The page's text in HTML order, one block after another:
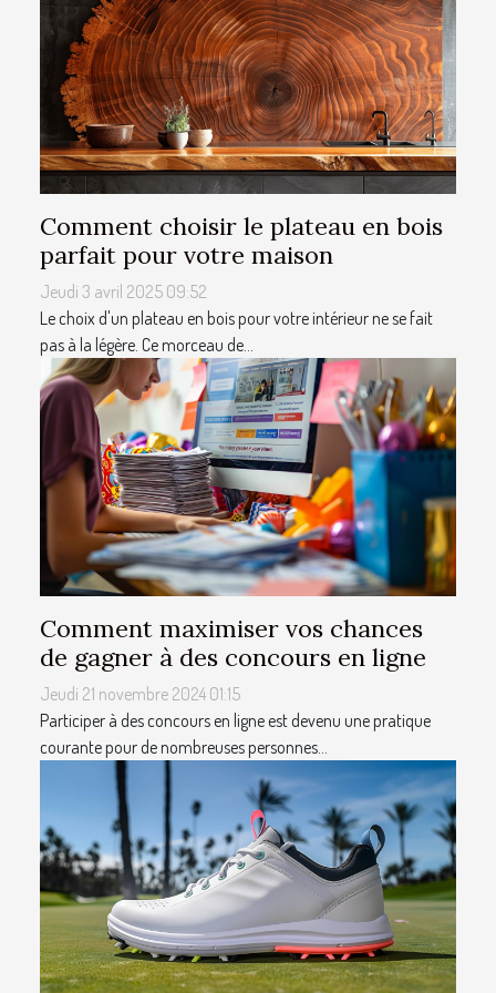
Comment choisir le plateau en bois
parfait pour votre maison
Jeudi 3 avril 2025 09:52
Le choix d'un plateau en bois pour votre intérieur ne se fait
pas à la légère. Ce morceau de...
Comment maximiser vos chances
de gagner à des concours en ligne
Jeudi 21 novembre 2024 01:15
Participer à des concours en ligne est devenu une pratique
courante pour de nombreuses personnes...